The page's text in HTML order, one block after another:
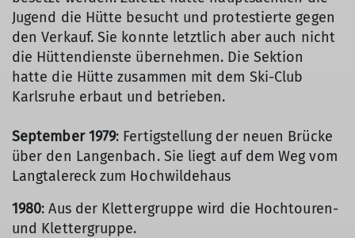
Jugend die Hütte besucht und protestierte gegen
den Verkauf. Sie konnte letztlich aber auch nicht
die Hüttendienste übernehmen. Die Sektion
hatte die Hütte zusammen mit dem Ski-Club
Karlsruhe erbaut und betrieben.
September 1979: Fertigstellung der neuen Brücke
über den Langenbach. Sie liegt auf dem Weg vom
Langtalereck zum Hochwildehaus
1980: Aus der Klettergruppe wird die Hochtouren-
und Klettergruppe.